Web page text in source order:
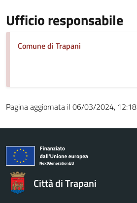
Ufficio responsabile
Comune di Trapani
Pagina aggiornata il 06/03/2024, 12:18
Città di Trapani